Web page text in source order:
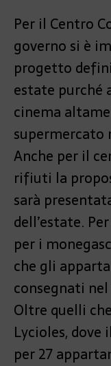
Per il Centro
governo si è
progetto
estate purché
cinema
supermercato
Anche per il
rifiuti la
sarà
dell’estate.
per i
che gli
consegnati
Oltre quelli
Lycioles, dove
per 27